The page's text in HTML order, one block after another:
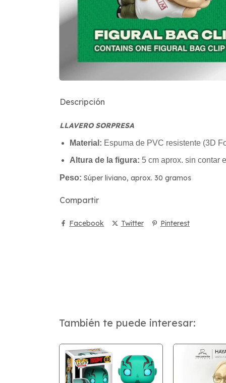
Descripción
LLAVERO SORPRESA
Material: Espuma de PVC resistente (3D
Altura de la figura: 5 cm aprox. sin contar
Peso: Súper liviano, aprox. 30 gramos
Compartir
Facebook Twitter Pinterest
También te puede interesar: